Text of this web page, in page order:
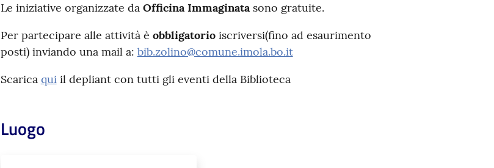
Le iniziative organizzate da Officina Immaginatasono gratuite.
Per partecipare alle attività è obbligatorioiscriversi(fino ad esaurimento
posti) inviando una mail a: bib.zolino@comune.imola.bo.it
Scarica quiil depliant con tutti gli eventi della Biblioteca
Luogo